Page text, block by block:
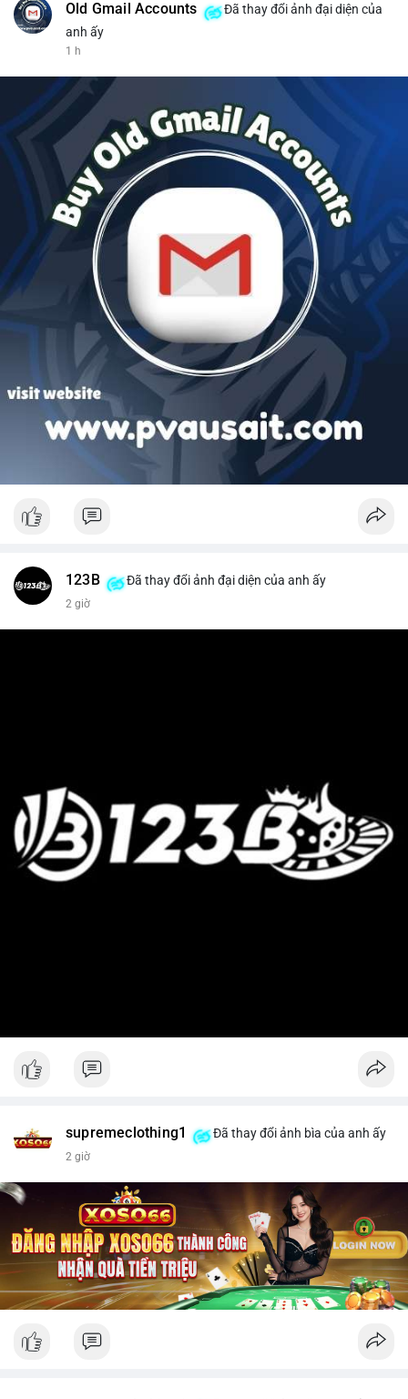
Old Gmail Accounts
Đã thay đổi ảnh đại diện của
anh ấy
1 h
123B Đã thay đổi ảnh đại diện của anh ấy
2 giờ
supremeclothing1 Đã thay đổi ảnh bìa của anh ấy
2 giờ